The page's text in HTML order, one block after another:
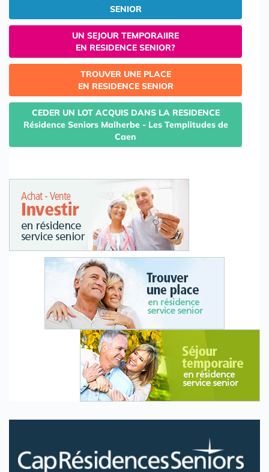
SENIOR
UN SEJOUR TEMPORAIIRE
EN RESIDENCE SENIOR?
TROUVER UNE PLACE
EN RESIDENCE SENIOR
CEDER UN LOT ACQUIS DANS LA RESIDENCE
Résidence Seniors Malherbe - Les Templitudes de
Caen